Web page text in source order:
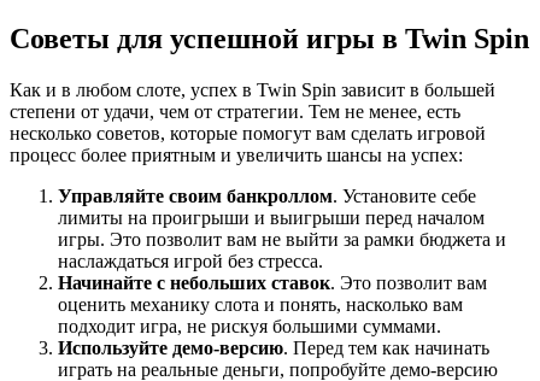
Советы для успешной игры в Twin Spin
Как и в любом слоте, успех в Twin Spin зависит в большей
степени от удачи, чем от стратегии. Тем не менее, есть
несколько советов, которые помогут вам сделать игровой
процесс более приятным и увеличить шансы на успех:
Управляйте своим банкроллом. Установите себе
лимиты на проигрыши и выигрыши перед началом
игры. Это позволит вам не выйти за рамки бюджета и
наслаждаться игрой без стресса.
Начинайте с небольших ставок. Это позволит вам
оценить механику слота и понять, насколько вам
подходит игра, не рискуя большими суммами.
Используйте демо-версию. Перед тем как начинать
играть на реальные деньги, попробуйте демо-версию